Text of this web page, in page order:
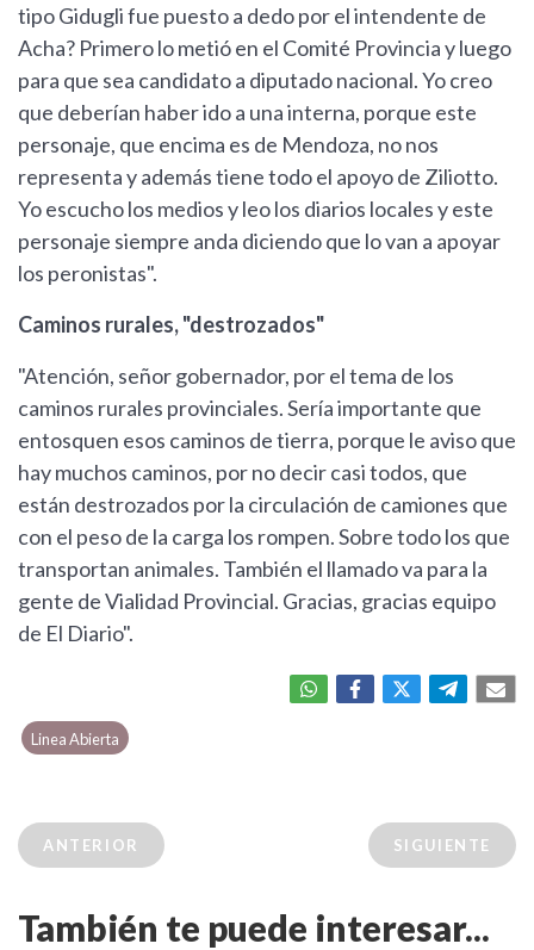
tipo Gidugli fue puesto a dedo por el intendente de
Acha? Primero lo metió en el Comité Provincia y luego
para que sea candidato a diputado nacional. Yo creo
que deberían haber ido a una interna, porque este
personaje, que encima es de Mendoza, no nos
representa y además tiene todo el apoyo de Ziliotto.
Yo escucho los medios y leo los diarios locales y este
personaje siempre anda diciendo que lo van a apoyar
los peronistas".
Caminos rurales, "destrozados"
"Atención, señor gobernador, por el tema de los
caminos rurales provinciales. Sería importante que
entosquen esos caminos de tierra, porque le aviso que
hay muchos caminos, por no decir casi todos, que
están destrozados por la circulación de camiones que
con el peso de la carga los rompen. Sobre todo los que
transportan animales. También el llamado va para la
gente de Vialidad Provincial. Gracias, gracias equipo
de El Diario".
Linea Abierta
ANTERIOR SIGUIENTE
También te puede interesar...